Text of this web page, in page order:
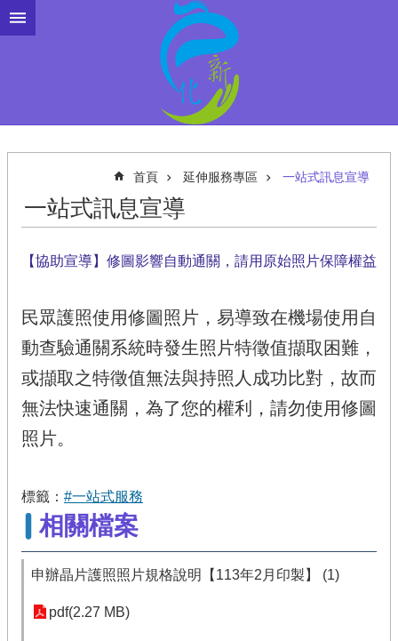
跳到主要內容區塊
首頁 延伸服務專區 一站式訊息宣導
一站式訊息宣導
【協助宣導】修圖影響自動通關，請用原始照片保障權益
民眾護照使用修圖照片，易導致在機場使用自
動查驗通關系統時發生照片特徵值擷取困難，
或擷取之特徵值無法與持照人成功比對，故而
無法快速通關，為了您的權利，請勿使用修圖
照片。
標籤： #一站式服務
相關檔案
申辦晶片護照照片規格說明【113年2月印製】 (1)
pdf(2.27 MB)